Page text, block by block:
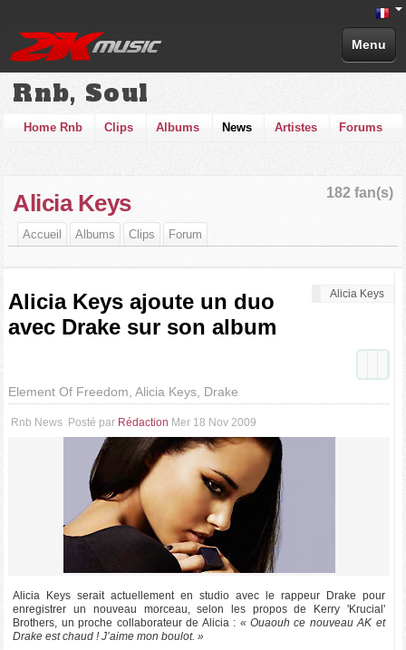
Menu
Rnb, Soul
Home Rnb Clips Albums News Artistes Forums
182 fan(s)
Alicia Keys
Accueil Albums Clips Forum
Alicia Keys
Alicia Keys ajoute un duo
avec Drake sur son album
Element Of Freedom, Alicia Keys, Drake
Rnb News Posté par Rédaction Mer 18 Nov 2009
Alicia Keys serait actuellement en studio avec le rappeur Drake pour
enregistrer un nouveau morceau, selon les propos de Kerry 'Krucial'
Brothers, un proche collaborateur de Alicia : « Ouaouh ce nouveau AK et
Drake est chaud ! J’aime mon boulot. »